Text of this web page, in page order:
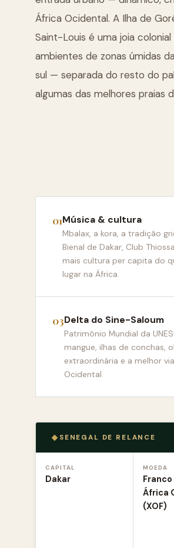
África Ocidental. A Ilha de
Saint-Louis é uma joia
ambientes de zonas úmidas
sul — separada do resto do
algumas das melhores praias
Música & cultura
Mbalax, a kora, a tradição
Bienal de Dakar, Club
mais cultura per capita do
lugar na África.
Delta do Sine-Saloum
Patrimônio Mundial da
mangue, ilhas de conchas,
extraordinária e a melhor
Ocidental.
SENEGAL DE RELANCE
CAPITAL
Dakar
MOEDA
Franco
África
(XOF)